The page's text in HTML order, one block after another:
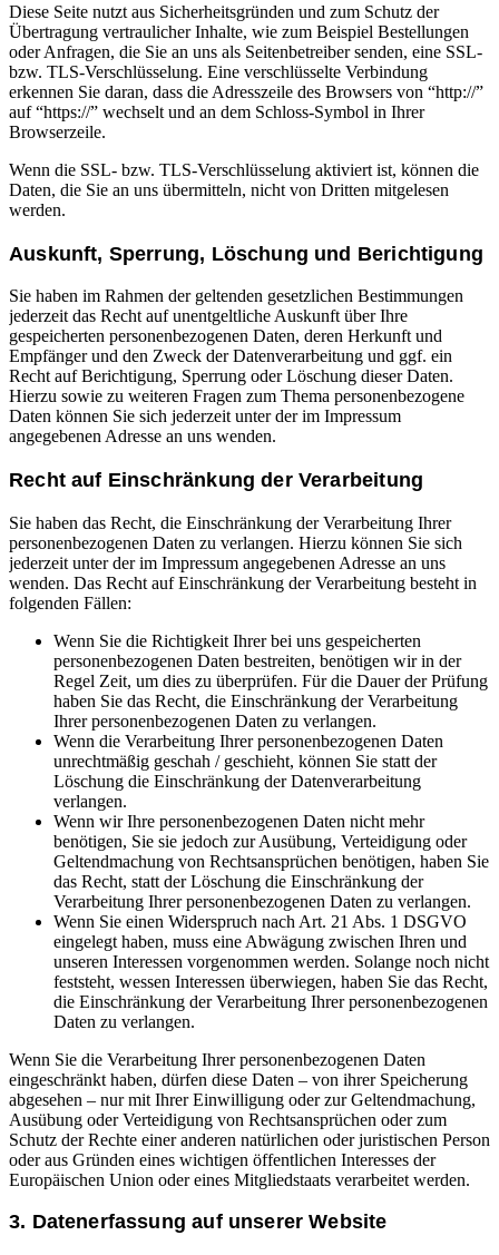
Diese Seite nutzt aus Sicherheitsgründen und zum Schutz der
Übertragung vertraulicher Inhalte, wie zum Beispiel Bestellungen
oder Anfragen, die Sie an uns als Seitenbetreiber senden, eine SSL-
bzw. TLS-Verschlüsselung. Eine verschlüsselte Verbindung
erkennen Sie daran, dass die Adresszeile des Browsers von “http://”
auf “https://” wechselt und an dem Schloss-Symbol in Ihrer
Browserzeile.
Wenn die SSL- bzw. TLS-Verschlüsselung aktiviert ist, können die
Daten, die Sie an uns übermitteln, nicht von Dritten mitgelesen
werden.
Auskunft, Sperrung, Löschung und Berichtigung
Sie haben im Rahmen der geltenden gesetzlichen Bestimmungen
jederzeit das Recht auf unentgeltliche Auskunft über Ihre
gespeicherten personenbezogenen Daten, deren Herkunft und
Empfänger und den Zweck der Datenverarbeitung und ggf. ein
Recht auf Berichtigung, Sperrung oder Löschung dieser Daten.
Hierzu sowie zu weiteren Fragen zum Thema personenbezogene
Daten können Sie sich jederzeit unter der im Impressum
angegebenen Adresse an uns wenden.
Recht auf Einschränkung der Verarbeitung
Sie haben das Recht, die Einschränkung der Verarbeitung Ihrer
personenbezogenen Daten zu verlangen. Hierzu können Sie sich
jederzeit unter der im Impressum angegebenen Adresse an uns
wenden. Das Recht auf Einschränkung der Verarbeitung besteht in
folgenden Fällen:
Wenn Sie die Richtigkeit Ihrer bei uns gespeicherten
personenbezogenen Daten bestreiten, benötigen wir in der
Regel Zeit, um dies zu überprüfen. Für die Dauer der Prüfung
haben Sie das Recht, die Einschränkung der Verarbeitung
Ihrer personenbezogenen Daten zu verlangen.
Wenn die Verarbeitung Ihrer personenbezogenen Daten
unrechtmäßig geschah / geschieht, können Sie statt der
Löschung die Einschränkung der Datenverarbeitung
verlangen.
Wenn wir Ihre personenbezogenen Daten nicht mehr
benötigen, Sie sie jedoch zur Ausübung, Verteidigung oder
Geltendmachung von Rechtsansprüchen benötigen, haben Sie
das Recht, statt der Löschung die Einschränkung der
Verarbeitung Ihrer personenbezogenen Daten zu verlangen.
Wenn Sie einen Widerspruch nach Art. 21 Abs. 1 DSGVO
eingelegt haben, muss eine Abwägung zwischen Ihren und
unseren Interessen vorgenommen werden. Solange noch nicht
feststeht, wessen Interessen überwiegen, haben Sie das Recht,
die Einschränkung der Verarbeitung Ihrer personenbezogenen
Daten zu verlangen.
Wenn Sie die Verarbeitung Ihrer personenbezogenen Daten
eingeschränkt haben, dürfen diese Daten – von ihrer Speicherung
abgesehen – nur mit Ihrer Einwilligung oder zur Geltendmachung,
Ausübung oder Verteidigung von Rechtsansprüchen oder zum
Schutz der Rechte einer anderen natürlichen oder juristischen Person
oder aus Gründen eines wichtigen öffentlichen Interesses der
Europäischen Union oder eines Mitgliedstaats verarbeitet werden.
3. Datenerfassung auf unserer Website